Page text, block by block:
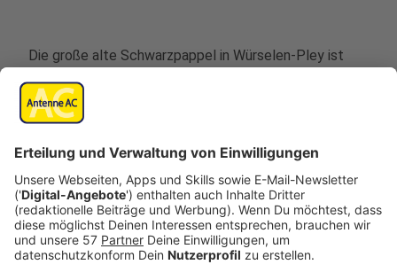
Die große alte Schwarzpappel in Würselen-Pley ist
sind auch schon einige Äste abgestorben.
direkt neben der Kapelle in Pley gepflanzt worden,
normalerweise werden solche Bäume nur zwischen 60
und 80 Jahre alt. Er ist einer der etwa 200 Bäume in
der StädteRegion, die als Naturdenkmal gelten.
Die Schäden an der Pleyer Pappel sind bei der